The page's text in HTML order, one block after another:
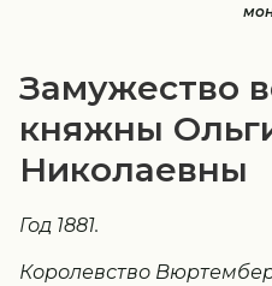
Замужество
княжны
Николаевны
Год 1881.
Королевство